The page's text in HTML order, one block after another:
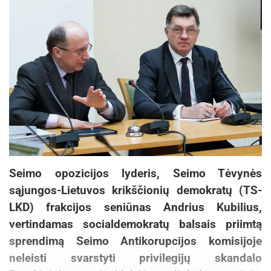
Seimo opozicijos lyderis, Seimo Tėvynės
sąjungos-Lietuvos krikščionių demokratų (TS-
LKD) frakcijos seniūnas Andrius Kubilius,
vertindamas socialdemokratų balsais priimtą
sprendimą Seimo Antikorupcijos komisijoje
neleisti svarstyti privilegijų skandalo